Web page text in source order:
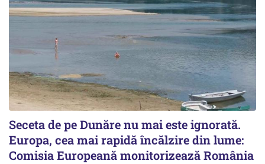
Seceta de pe Dunăre nu mai este ignorată.
Europa, cea mai rapidă încălzire din lume:
Comisia Europeană monitorizează România